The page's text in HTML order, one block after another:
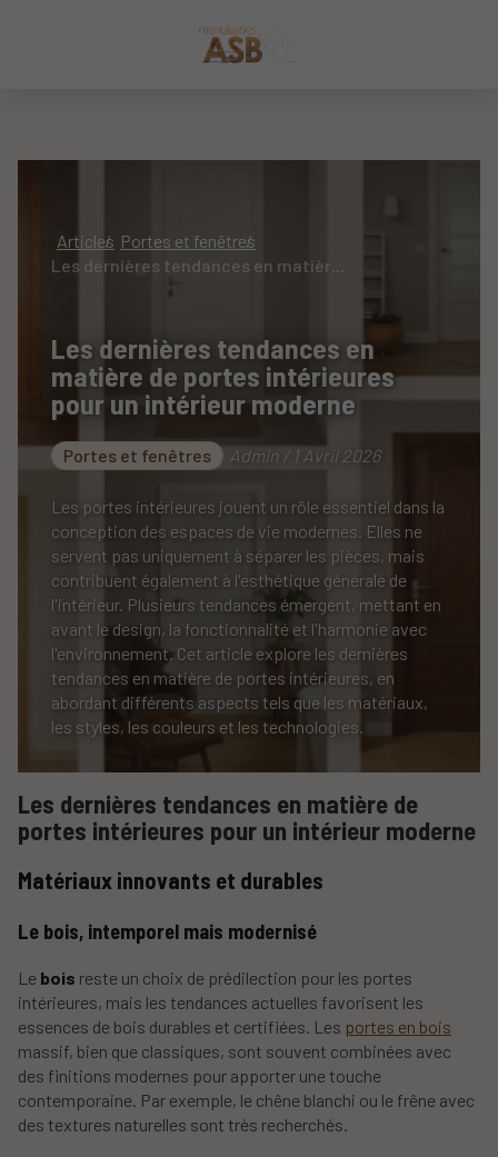
Articles Portes et fenêtres
Les dernières tendances en matière de portes intérieures pour un intérieur moderne
Les dernières tendances en
matière de portes intérieures
pour un intérieur moderne
Portes et fenêtres Admin / 1 Avril 2026
Les portes intérieures jouent un rôle essentiel dans la
conception des espaces de vie modernes. Elles ne
servent pas uniquement à séparer les pièces, mais
contribuent également à l'esthétique générale de
l'intérieur. Plusieurs tendances émergent, mettant en
avant le design, la fonctionnalité et l'harmonie avec
l'environnement. Cet article explore les dernières
tendances en matière de portes intérieures, en
abordant différents aspects tels que les matériaux,
les styles, les couleurs et les technologies.
Les dernières tendances en matière de
portes intérieures pour un intérieur moderne
Matériaux innovants et durables
Le bois, intemporel mais modernisé
Le bois reste un choix de prédilection pour les portes
intérieures, mais les tendances actuelles favorisent les
essences de bois durables et certifiées. Les portes en bois
massif, bien que classiques, sont souvent combinées avec
des finitions modernes pour apporter une touche
contemporaine. Par exemple, le chêne blanchi ou le frêne avec
des textures naturelles sont très recherchés.